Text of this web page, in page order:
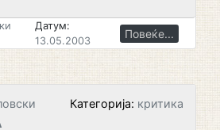
Датум:
13.05.2003
Повеќе...
Категорија: критика